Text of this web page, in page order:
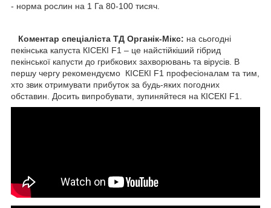
- норма рослин на 1 Га 80-100 тисяч.
Коментар спеціаліста ТД Органік-Мікс: на сьогодні
пекінська капуста КІСЕКІ F1 – це найстійкіший гібрид
пекінської капусти до грибкових захворювань та вірусів. В
першу чергу рекомендуємо КІСЕКІ F1 професіоналам та тим,
хто звик отримувати прибуток за будь-яких погодних
обставин. Досить випробувати, зупиняйтеся на КІСЕКІ F1.